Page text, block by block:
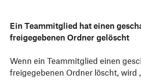
Ein Teammitglied hat einen
freigegebenen Ordner gelöscht
Wenn ein Teammitglied einen
freigegebenen Ordner löscht, wird